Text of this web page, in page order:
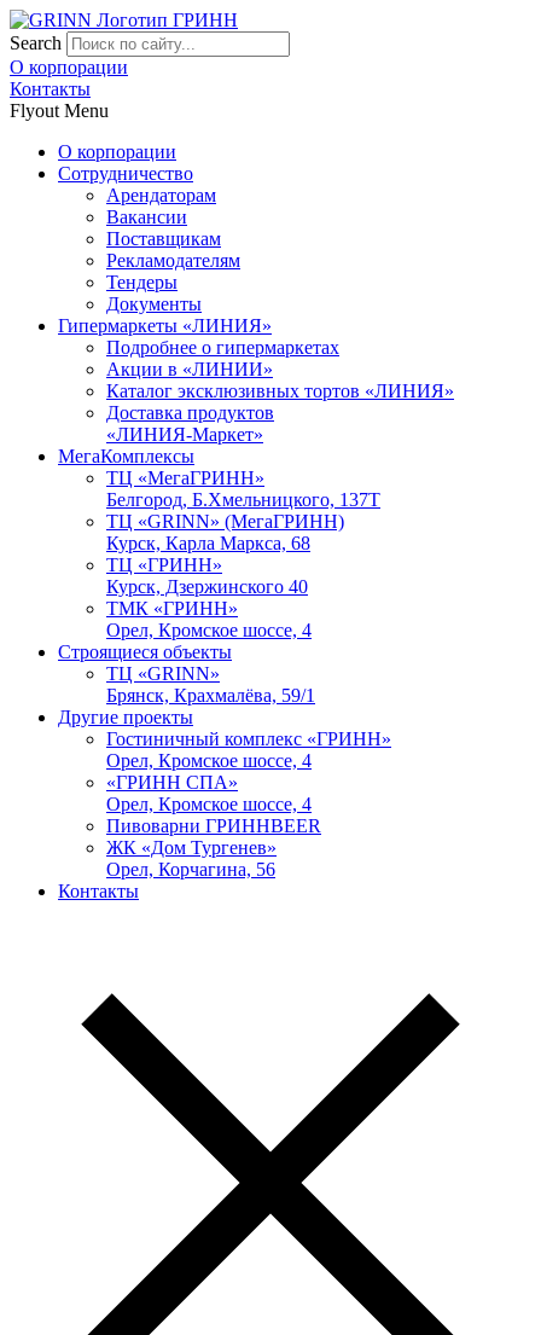
Search
О корпорации
Контакты
Flyout Menu
О корпорации
Сотрудничество
Арендаторам
Вакансии
Поставщикам
Рекламодателям
Тендеры
Документы
Гипермаркеты «ЛИНИЯ»
Подробнее о гипермаркетах
Акции в «ЛИНИИ»
Каталог эксклюзивных тортов «ЛИНИЯ»
Доставка продуктов
«ЛИНИЯ-Маркет»
МегаКомплексы
ТЦ «МегаГРИНН»
Белгород, Б.Хмельницкого, 137Т
ТЦ «GRINN» (МегаГРИНН)
Курск, Карла Маркса, 68
ТЦ «ГРИНН»
Курск, Дзержинского 40
ТМК «ГРИНН»
Орел, Кромское шоссе, 4
Строящиеся объекты
ТЦ «GRINN»
Брянск, Крахмалёва, 59/1
Другие проекты
Гостиничный комплекс «ГРИНН»
Орел, Кромское шоссе, 4
«ГРИНН СПА»
Орел, Кромское шоссе, 4
Пивоварни ГРИННBEER
ЖК «Дом Тургенев»
Орел, Корчагина, 56
Контакты